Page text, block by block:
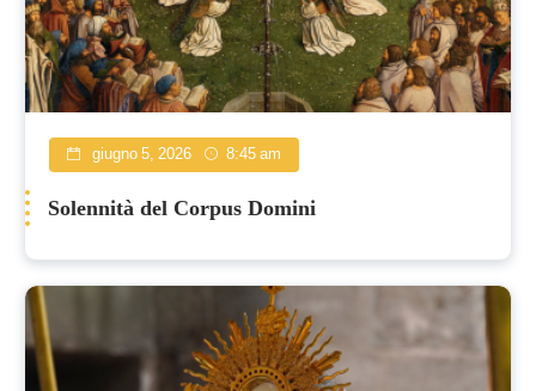
giugno 5, 2026 8:45 am
Solennità del Corpus Domini